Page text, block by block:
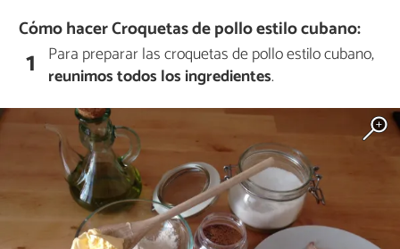
Cómo hacer Croquetas de pollo estilo cubano:
1 Para preparar las croquetas de pollo estilo cubano,
reunimos todos los ingredientes.